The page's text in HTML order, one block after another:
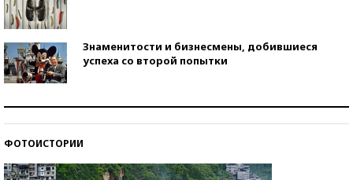
Знаменитости и бизнесмены, добившиеся
успеха со второй попытки
ФОТОИСТОРИИ